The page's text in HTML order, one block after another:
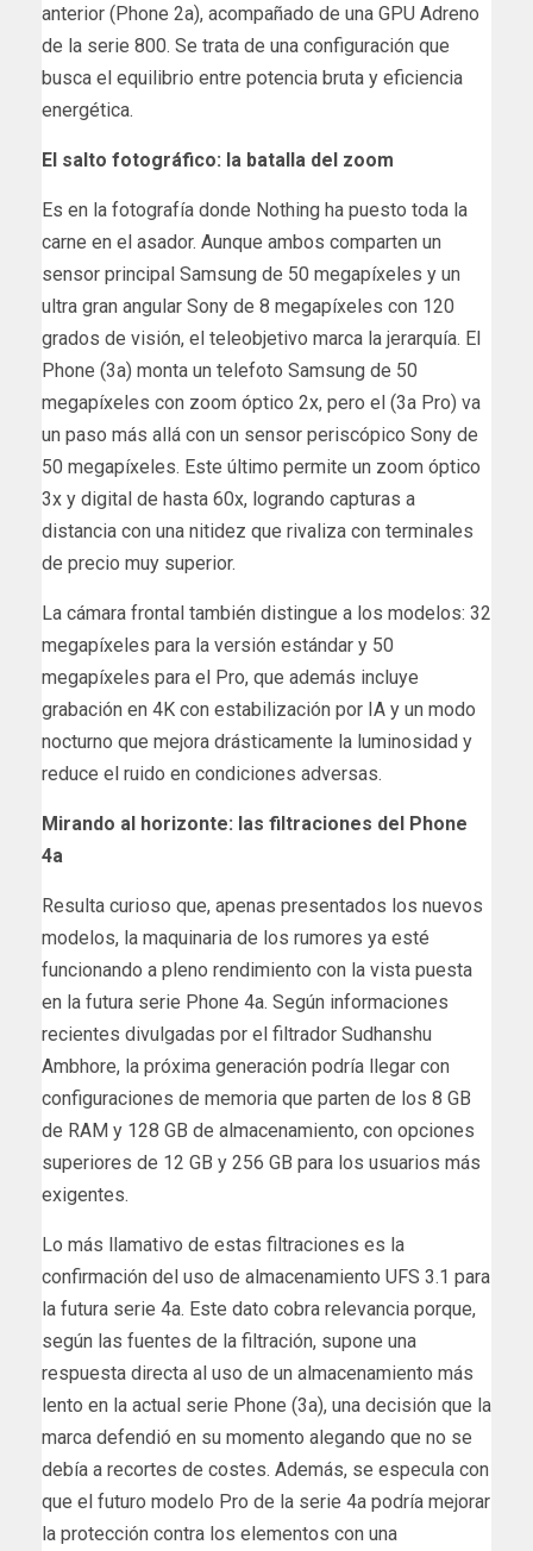
anterior (Phone 2a), acompañado de una GPU Adreno
de la serie 800. Se trata de una configuración que
busca el equilibrio entre potencia bruta y eficiencia
energética.
El salto fotográfico: la batalla del zoom
Es en la fotografía donde Nothing ha puesto toda la
carne en el asador. Aunque ambos comparten un
sensor principal Samsung de 50 megapíxeles y un
ultra gran angular Sony de 8 megapíxeles con 120
grados de visión, el teleobjetivo marca la jerarquía. El
Phone (3a) monta un telefoto Samsung de 50
megapíxeles con zoom óptico 2x, pero el (3a Pro) va
un paso más allá con un sensor periscópico Sony de
50 megapíxeles. Este último permite un zoom óptico
3x y digital de hasta 60x, logrando capturas a
distancia con una nitidez que rivaliza con terminales
de precio muy superior.
La cámara frontal también distingue a los modelos: 32
megapíxeles para la versión estándar y 50
megapíxeles para el Pro, que además incluye
grabación en 4K con estabilización por IA y un modo
nocturno que mejora drásticamente la luminosidad y
reduce el ruido en condiciones adversas.
Mirando al horizonte: las filtraciones del Phone
4a
Resulta curioso que, apenas presentados los nuevos
modelos, la maquinaria de los rumores ya esté
funcionando a pleno rendimiento con la vista puesta
en la futura serie Phone 4a. Según informaciones
recientes divulgadas por el filtrador Sudhanshu
Ambhore, la próxima generación podría llegar con
configuraciones de memoria que parten de los 8 GB
de RAM y 128 GB de almacenamiento, con opciones
superiores de 12 GB y 256 GB para los usuarios más
exigentes.
Lo más llamativo de estas filtraciones es la
confirmación del uso de almacenamiento UFS 3.1 para
la futura serie 4a. Este dato cobra relevancia porque,
según las fuentes de la filtración, supone una
respuesta directa al uso de un almacenamiento más
lento en la actual serie Phone (3a), una decisión que la
marca defendió en su momento alegando que no se
debía a recortes de costes. Además, se especula con
que el futuro modelo Pro de la serie 4a podría mejorar
la protección contra los elementos con una